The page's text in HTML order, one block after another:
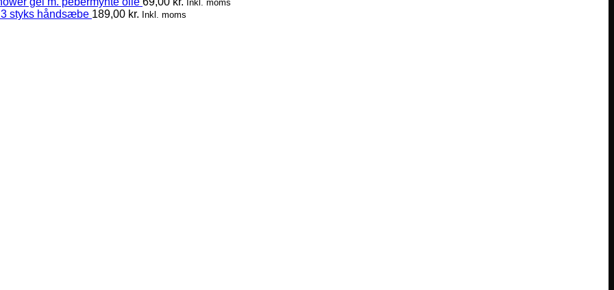
Inkl. moms
styks håndsæbe 189,00 kr. Inkl. moms